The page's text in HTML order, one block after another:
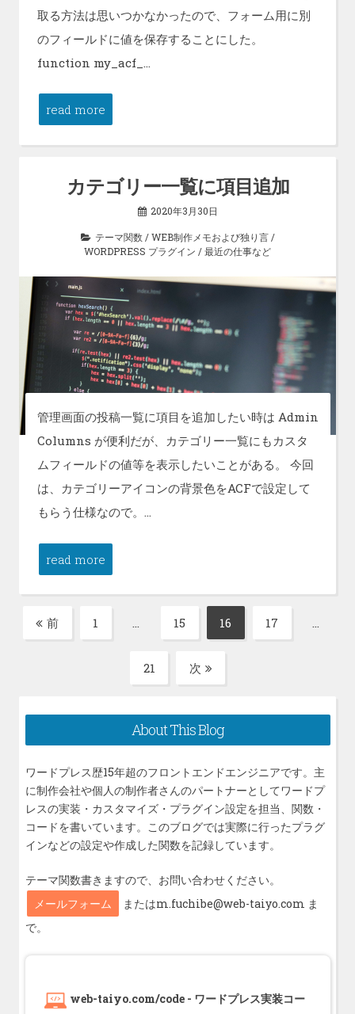
取る方法は思いつかなかったので、フォーム用に別
のフィールドに値を保存することにした。
function my_acf_…
read more
カテゴリー一覧に項目追加
2020年3月30日
テーマ関数/WEB制作メモおよび独り言/
WORDPRESS プラグイン /最近の仕事など
管理画面の投稿一覧に項目を追加したい時は Admin
Columns が便利だが、カテゴリー一覧にもカスタ
ムフィールドの値等を表示したいことがある。 今回
は、カテゴリーアイコンの背景色をACFで設定して
もらう仕様なので。…
read more
投
稿
ー
り
前 1 …
ペ
ジ
15 16 17 …
ー
ジ
21 次
About This Blog
ワードプレス歴15年超のフロントエンドエンジニアです。主
に制作会社や個人の制作者さんのパートナーとしてワードプ
レスの実装・カスタマイズ・プラグイン設定を担当、関数・
コードを書いています。このブログでは実際に行ったプラグ
インなどの設定や作成した関数を記録しています。
テーマ関数書きますので、お問い合わせください。
メールフォーム
またはm.fuchibe@web-taiyo.com ま
で。
web-taiyo.com/code - ワードプレス実装コー